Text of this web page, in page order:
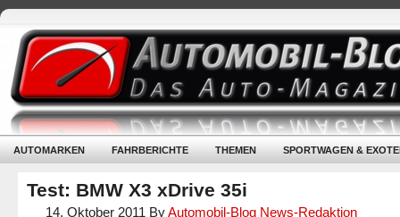
AUTOMARKEN FAHRBERICHTE THEMEN SPORTWAGEN &
Test: BMW X3 xDrive 35i
14. Oktober 2011 ByAutomobil-Blog News-Redaktion